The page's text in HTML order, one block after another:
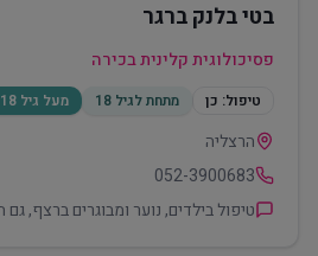
בטי בלנק ברגר
פסיכולוגית קלינית בכירה
טיפול: כן מתחת לגיל 18 מעל גיל 18
הרצליה
052-3900683
טיפול בילדים, נוער ומבוגרים ברצף,